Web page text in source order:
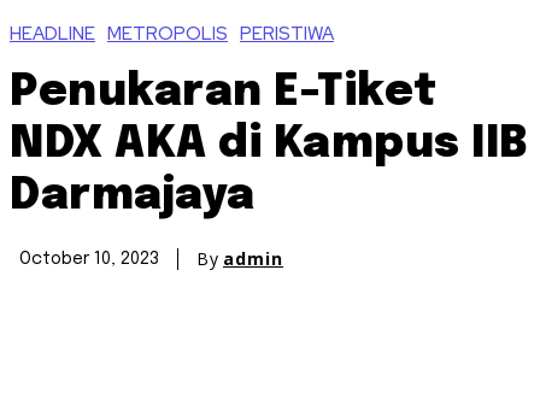
HEADLINE METROPOLIS PERISTIWA
Penukaran E-Tiket
NDX AKA di Kampus IIB
Darmajaya
October 10, 2023 By admin